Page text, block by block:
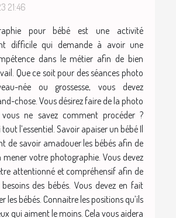
21:46
pour bébé est une activité
difficile qui demande à avoir une
dans le métier afin de bien
Que ce soit pour des séances photo
née ou grossesse, vous devez
chose. Vous désirez faire de la photo
ne savez comment procéder ?
l’essentiel. Savoir apaiser un bébé Il
de savoir amadouer les bébés afin de
votre photographie. Vous devez
attentionné et compréhensif afin de
des bébés. Vous devez en fait
les bébés. Connaitre les positions qu’ils
qui aiment le moins. Cela vous aidera